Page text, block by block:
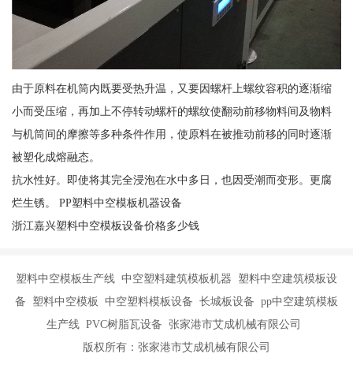
由于原料在机筒内既要受热升温，又要因螺杆上螺纹容积的逐渐缩
小而受压缩，再加上不停转动螺杆的螺纹使翻动前移物料间及物料
与机筒间的摩擦等多种条件作用，使原料在被推动前移的同时逐渐
被塑化成熔融态。
抗水性好。即使将其完全浸泡在水中多日，也因受潮而变形。更腐
烂生锈。 PP塑料中空模板机器设备
浙江嘉兴塑料中空模板设备价格多少钱
塑料中空模板生产线 中空塑料建筑模板机器 塑料中空建筑模板设
备 塑料中空模板 中空塑料模板设备 长城板设备 pp中空建筑模板
生产线 PVC树脂瓦设备 张家港市艾成机械有限公司
版权所有：张家港市艾成机械有限公司